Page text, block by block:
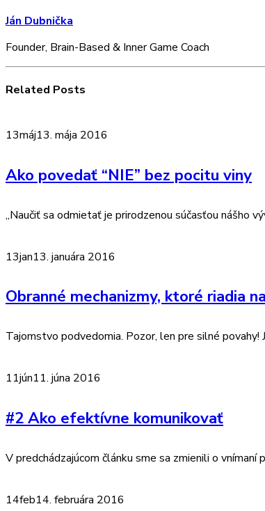
Ján Dubnička
Founder, Brain-Based & Inner Game Coach
Related Posts
13máj13. mája 2016
Ako povedať “NIE” bez pocitu viny
„Naučiť sa odmietať je prirodzenou súčasťou nášho
13jan13. januára 2016
Obranné mechanizmy, ktoré riadia
Tajomstvo podvedomia. Pozor, len pre silné povahy!
11jún11. júna 2016
#2 Ako efektívne komunikovať
V predchádzajúcom článku sme sa zmienili o
14feb14. februára 2016